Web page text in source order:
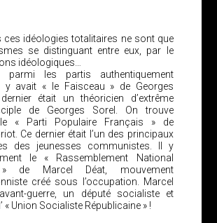
ces idéologies totalitaires ne sont que
se distinguant entre eux, par le
idéologiques…
parmi les partis authentiquement
y avait « le Faisceau » de Georges
était un théoricien d’extrême
de Georges Sorel. On trouve
le « Parti Populaire Français » de
Ce dernier était l’un des principaux
des jeunesses communistes. Il y
le « Rassemblement National
» de Marcel Déat, mouvement
créé sous l’occupation. Marcel
guerre, un député socialiste et
« Union Socialiste Républicaine » !